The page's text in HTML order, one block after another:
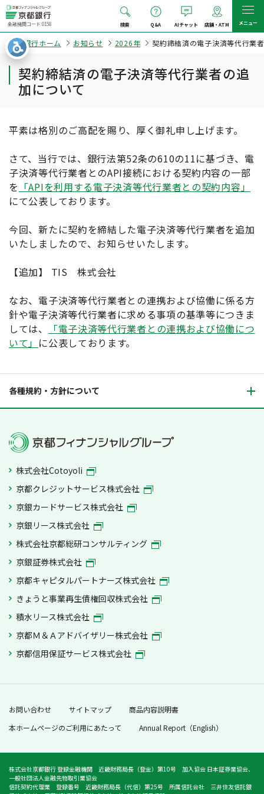
金融機関コード:0158 検索 Q&A AIチャット 店舗・ATM メニュー
京都銀行ホーム お知らせ 2026年 契約締結済の電子決済等代行業
契約締結済の電子決済等代行業者の追
加について
平素は格別のご高配を賜り、厚く御礼申し上げます。
さて、当行では、銀行法第52条の610の11に基づき、電
子決済等代行業者とのAPI接続における契約内容の一部
を 「APIを利用する電子決済等代行業者との契約内容」
にて公表しております。
今回、新たに契約を締結した電子決済等代行業者を追加
いたしましたので、お知らせいたします。
【追加】 TIS 株式会社
なお、電子決済等代行業者との連携および協働に係る方
針や電子決済等代行業者に求める事項の基準等につきま
しては、
「電子決済等代行業者との連携および協働につ
いて」 に公表しております。
各種規約・方針について
株式会社Cotoyoli
京都クレジットサービス株式会社
京銀カードサービス株式会社
京銀リース株式会社
株式会社京都総研コンサルティング
京銀証券株式会社
京都キャピタルパートナーズ株式会社
きょうと事業再生債権回収株式会社
積水リース株式会社
京都Ｍ＆Ａアドバイザリー株式会社
京都信用保証サービス株式会社
お問い合わせ サイトマップ
商品内容説明書
本ホームページのご利用にあたって
Annual Report（English）
株式会社京都銀行 登録金融機関 近畿財務局長（登金）第10号 加入協会 日本証券業協会、
一般社団法人金融先物取引業協会
信託契約代理業 登録番号 近畿財務局長（代信）第25号 所属信託会社 三井住友信託銀